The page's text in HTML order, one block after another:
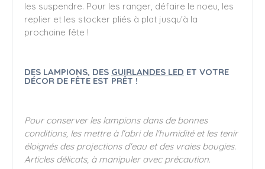
les suspendre. Pour les ranger, défaire le noeu, les
replier et les stocker pliés à plat jusqu'à la
prochaine fête !
DES LAMPIONS, DES GUIRLANDES LED ET VOTRE
DÉCOR DE FÊTE EST PRÊT !
Pour conserver les lampions dans de bonnes
conditions, les mettre à l'abri de l'humidité et les tenir
éloignés des projections d'eau et des vraies bougies.
Articles délicats, à manipuler avec précaution.